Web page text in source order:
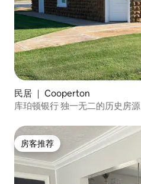
民居 ｜ Cooperton
库珀顿银行 独一无二的历史房源
房客推荐
房客推荐